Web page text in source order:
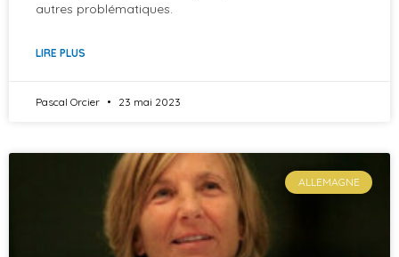
autres problématiques.
LIRE PLUS
Pascal Orcier 23 mai 2023
ALLEMAGNE